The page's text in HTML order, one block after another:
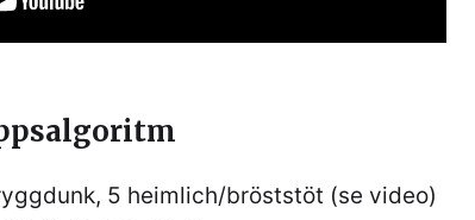
5 heimlich/bröststöt (se video)